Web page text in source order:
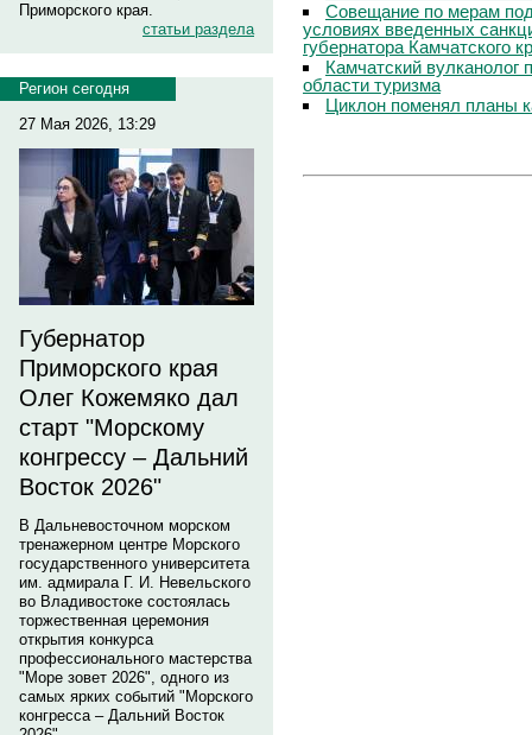
Приморского края.
статьи раздела
Регион сегодня
27 Мая 2026, 13:29
Губернатор
Приморского края
Олег Кожемяко дал
старт "Морскому
конгрессу – Дальний
Восток 2026"
В Дальневосточном морском
тренажерном центре Морского
государственного университета
им. адмирала Г. И. Невельского
во Владивостоке состоялась
торжественная церемония
открытия конкурса
профессионального мастерства
"Море зовет 2026", одного из
самых ярких событий "Морского
конгресса – Дальний Восток
Совещание по мерам
условиях введенных
губернатора Камчатского
Камчатский
области туризма
Циклон поменял планы